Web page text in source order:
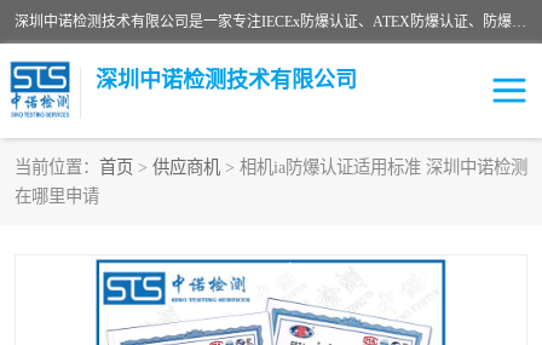
深圳中诺检测技术有限公司是一家专注IECEx防爆认证、ATEX防爆认证、防爆电气检测、防爆合格证、煤安认证等代理机构，可为客户提供从防爆设计、认证、现场检查、工程施工改造、培训等一站式服务。
深圳中诺检测技术有限公司
当前位置： 首页 > 供应商机 > 相机ia防爆认证适用标准 深圳中诺检测
在哪里申请
ATEX防爆认证
防爆3C认证 现场防爆检测
防爆工程 煤安矿安